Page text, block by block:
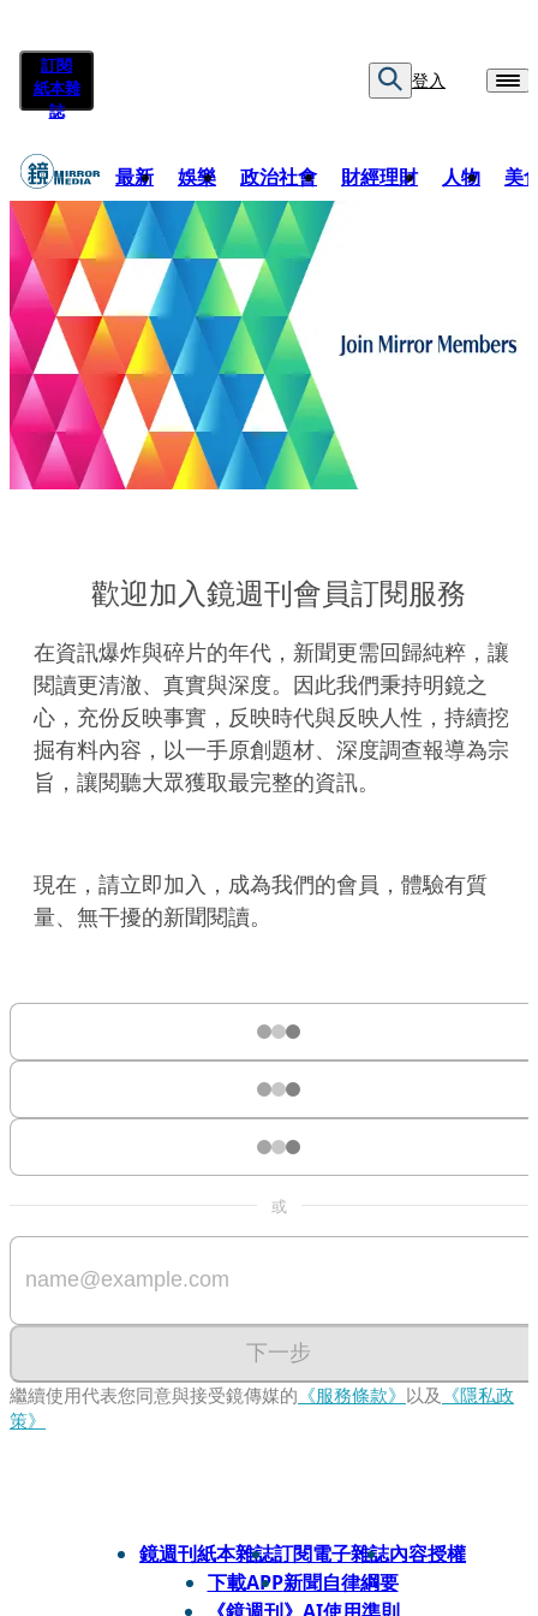
訂閱
紙本雜
誌
登入
最新 娛樂 政治社會 財經理財 人物 美
歡迎加入鏡週刊會員訂閱服務
在資訊爆炸與碎片的年代，新聞更需回歸純粹，讓
閱讀更清澈、真實與深度。因此我們秉持明鏡之
心，充份反映事實，反映時代與反映人性，持續挖
掘有料內容，以一手原創題材、深度調查報導為宗
旨，讓閱聽大眾獲取最完整的資訊。
現在，請立即加入，成為我們的會員，體驗有質
量、無干擾的新聞閱讀。
或
下一步
繼續使用代表您同意與接受鏡傳媒的 《服務條款》 以及 《隱私政
策》
鏡週刊紙本雜誌訂閱電子雜誌內容授權
下載APP新聞自律綱要